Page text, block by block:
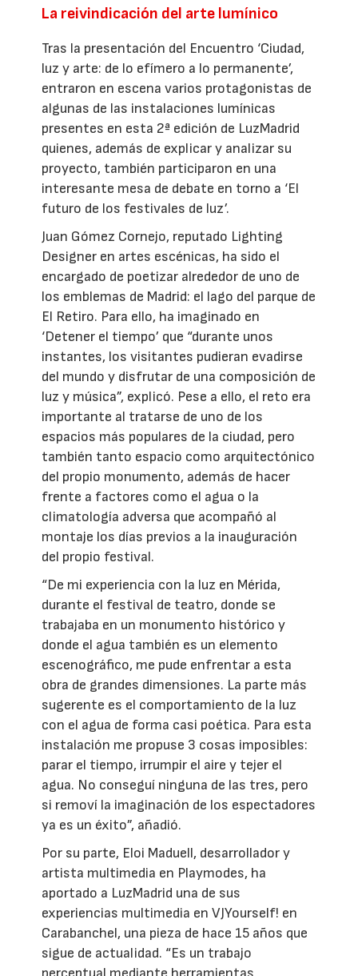
La reivindicación del arte lumínico
Tras la presentación del Encuentro ‘Ciudad,
luz y arte: de lo efímero a lo permanente’,
entraron en escena varios protagonistas de
algunas de las instalaciones lumínicas
presentes en esta 2ª edición de LuzMadrid
quienes, además de explicar y analizar su
proyecto, también participaron en una
interesante mesa de debate en torno a ‘El
futuro de los festivales de luz’.
Juan Gómez Cornejo, reputado Lighting
Designer en artes escénicas, ha sido el
encargado de poetizar alrededor de uno de
los emblemas de Madrid: el lago del parque de
El Retiro. Para ello, ha imaginado en
‘Detener el tiempo’ que “durante unos
instantes, los visitantes pudieran evadirse
del mundo y disfrutar de una composición de
luz y música”, explicó. Pese a ello, el reto era
importante al tratarse de uno de los
espacios más populares de la ciudad, pero
también tanto espacio como arquitectónico
del propio monumento, además de hacer
frente a factores como el agua o la
climatología adversa que acompañó al
montaje los días previos a la inauguración
del propio festival.
“De mi experiencia con la luz en Mérida,
durante el festival de teatro, donde se
trabajaba en un monumento histórico y
donde el agua también es un elemento
escenográfico, me pude enfrentar a esta
obra de grandes dimensiones. La parte más
sugerente es el comportamiento de la luz
con el agua de forma casi poética. Para esta
instalación me propuse 3 cosas imposibles:
parar el tiempo, irrumpir el aire y tejer el
agua. No conseguí ninguna de las tres, pero
si removí la imaginación de los espectadores
ya es un éxito”, añadió.
Por su parte, Eloi Maduell, desarrollador y
artista multimedia en Playmodes, ha
aportado a LuzMadrid una de sus
experiencias multimedia en VJYourself! en
Carabanchel, una pieza de hace 15 años que
sigue de actualidad. “Es un trabajo